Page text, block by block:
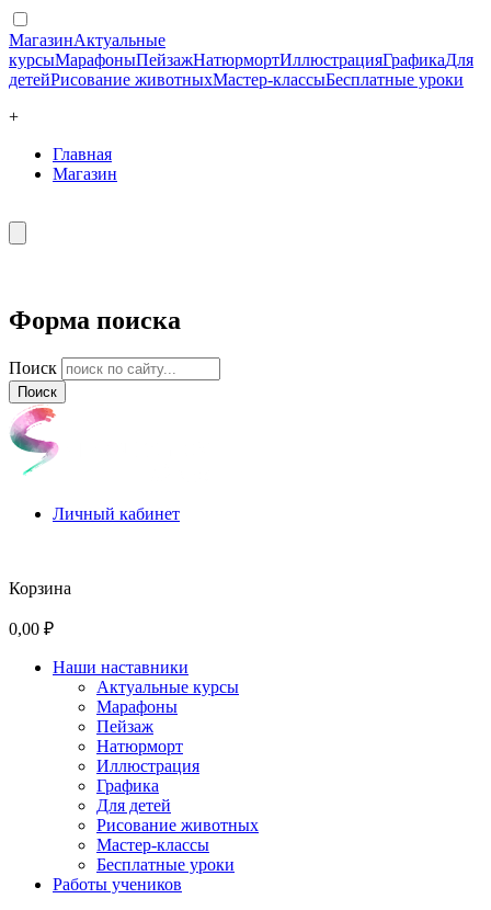
МагазинАктуальные
курсыМарафоныПейзажНатюрмортИллюстрацияГрафикаДля
детейРисование животныхМастер-классыБесплатные уроки
+
Главная
Магазин
Форма поиска
Поиск
Личный кабинет
Корзина
0,00 ₽
Наши наставники
Актуальные курсы
Марафоны
Пейзаж
Натюрморт
Иллюстрация
Графика
Для детей
Рисование животных
Мастер-классы
Бесплатные уроки
Работы учеников